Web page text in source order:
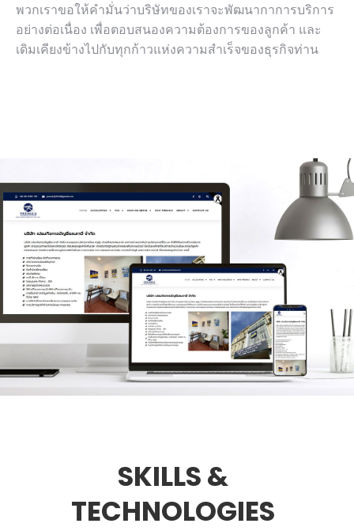
พวกเราขอให้คำมั่นว่าบริษัทของเราจะพัฒนากาการบริการ
อย่างต่อเนื่อง เพื่อตอบสนองความต้องการของลูกค้า และ
เดิมเคียงข้างไปกับทุกก้าวแห่งความสำเร็จของธุรกิจท่าน
SKILLS &
TECHNOLOGIES